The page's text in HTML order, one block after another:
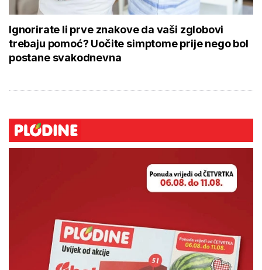
Ignorirate li prve znakove da vaši zglobovi
trebaju pomoć? Uočite simptome prije nego bol
postane svakodnevna